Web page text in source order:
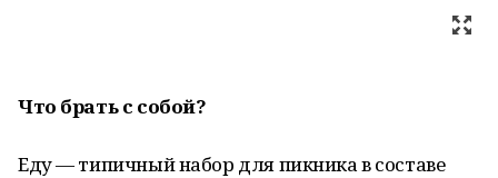
Что брать с собой?
Еду — типичный набор для пикника в составе